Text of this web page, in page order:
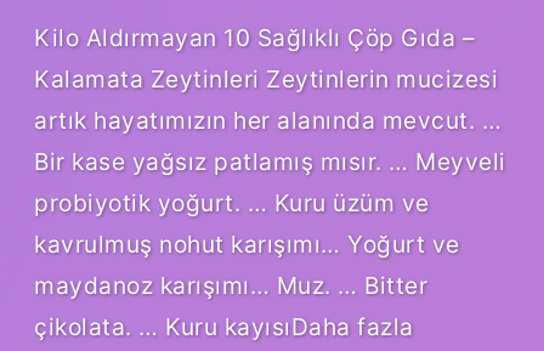
Kilo Aldırmayan 10 Sağlıklı Çöp Gıda –
Kalamata Zeytinleri Zeytinlerin mucizesi
artık hayatımızın her alanında mevcut. …
Bir kase yağsız patlamış mısır. … Meyveli
probiyotik yoğurt. … Kuru üzüm ve
kavrulmuş nohut karışımı… Yoğurt ve
maydanoz karışımı… Muz. … Bitter
çikolata. … Kuru kayısıDaha fazla